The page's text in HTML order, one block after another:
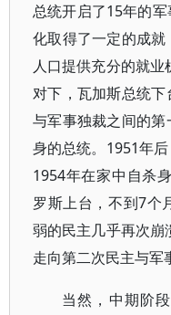
总统开启了15年的
化取得了一定的成
人口提供充分的就
对下，瓦加斯总统
与军事独裁之间的
身的总统。1951年
1954年在家中自杀
罗斯上台，不到7个
弱的民主几乎再次崩
走向第二次民主与军
当然，中期阶